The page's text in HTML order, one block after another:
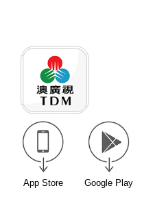
App Store Google Play